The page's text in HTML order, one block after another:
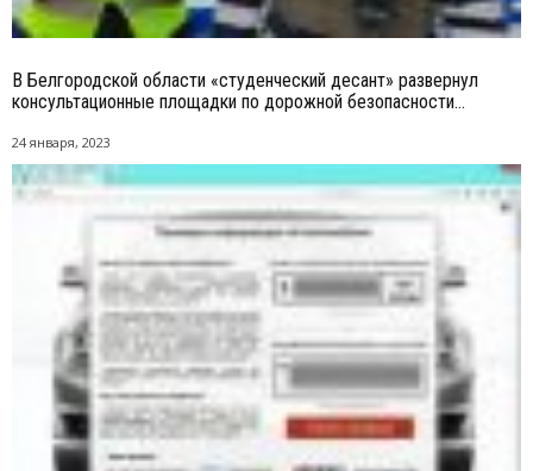
В Белгородской области «студенческий десант» развернул
консультационные площадки по дорожной безопасности...
24 января, 2023